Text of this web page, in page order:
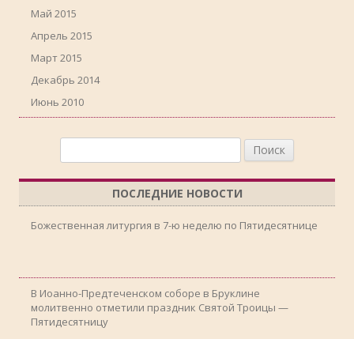
Май 2015
Апрель 2015
Март 2015
Декабрь 2014
Июнь 2010
ПОСЛЕДНИЕ НОВОСТИ
Божественная литургия в 7-ю неделю по Пятидесятнице
В Иоанно-Предтеченском соборе в Бруклине
молитвенно отметили праздник Святой Троицы —
Пятидесятницу